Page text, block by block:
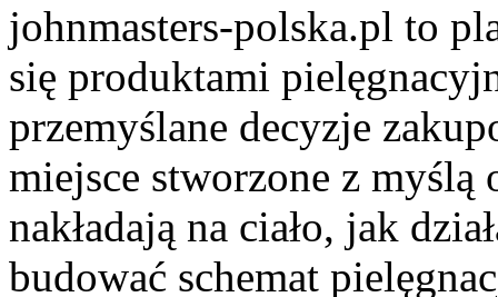
johnmasters-polska.pl to
się produktami
przemyślane decyzje
miejsce stworzone z
nakładają na ciało, jak
budować schemat